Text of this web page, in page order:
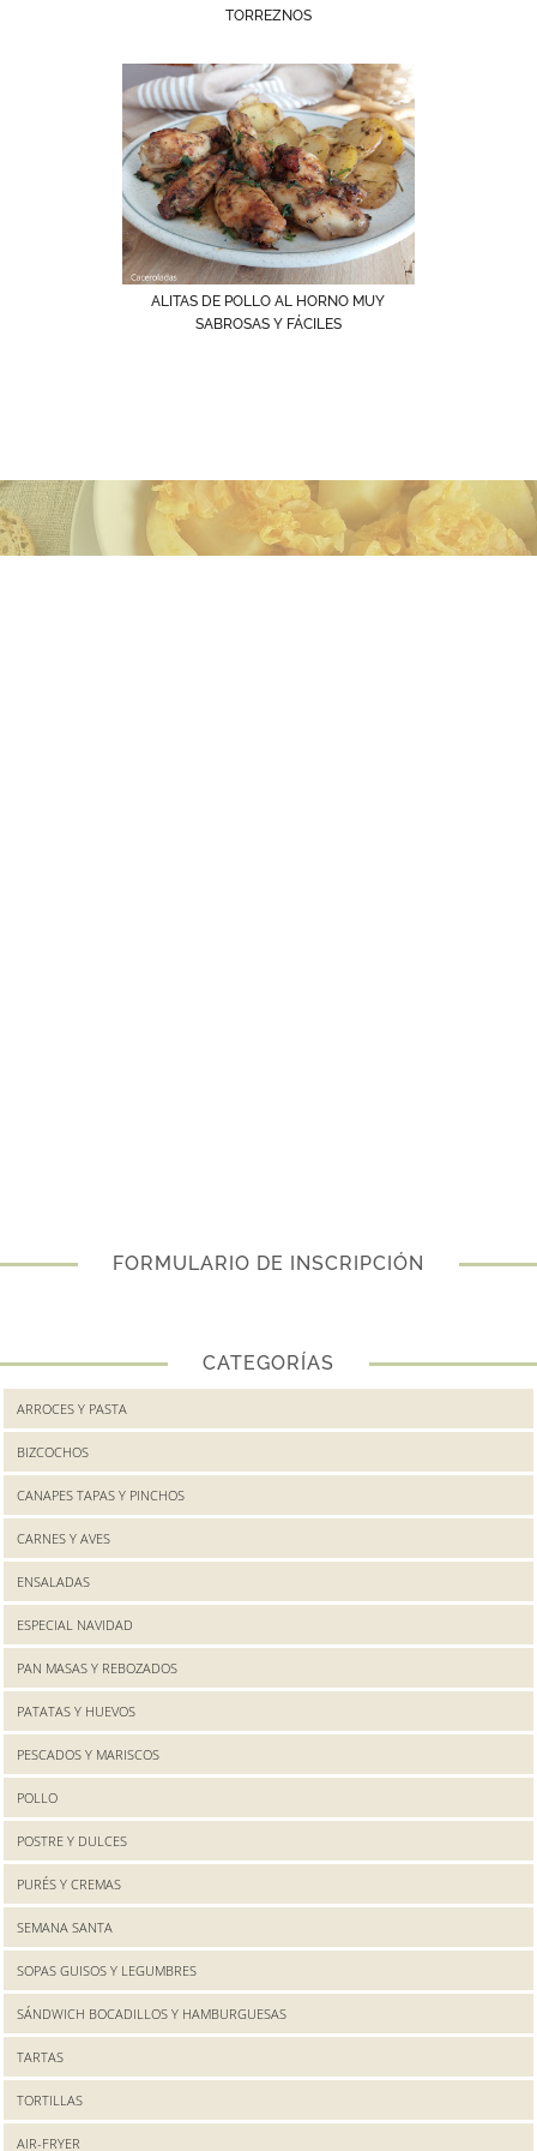
TORREZNOS
ALITAS DE POLLO AL HORNO MUY
SABROSAS Y FÁCILES
FORMULARIO DE INSCRIPCIÓN
CATEGORÍAS
ARROCES Y PASTA
BIZCOCHOS
CANAPES TAPAS Y PINCHOS
CARNES Y AVES
ENSALADAS
ESPECIAL NAVIDAD
PAN MASAS Y REBOZADOS
PATATAS Y HUEVOS
PESCADOS Y MARISCOS
POLLO
POSTRE Y DULCES
PURÉS Y CREMAS
SEMANA SANTA
SOPAS GUISOS Y LEGUMBRES
SÁNDWICH BOCADILLOS Y HAMBURGUESAS
TARTAS
TORTILLAS
AIR-FRYER